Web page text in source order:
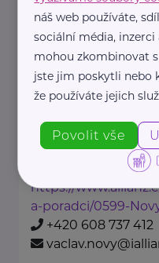
Allianz pojišťovna,
Rybova 26 Rožmitál
Na našich
vám rád poradí a
https://
a-poradci/0599-
+420 608 737 412
náš web používáte,
sociální média,
mohou zkombinovat
jste jim poskytli nebo
že používáte jejich
Povolit vše